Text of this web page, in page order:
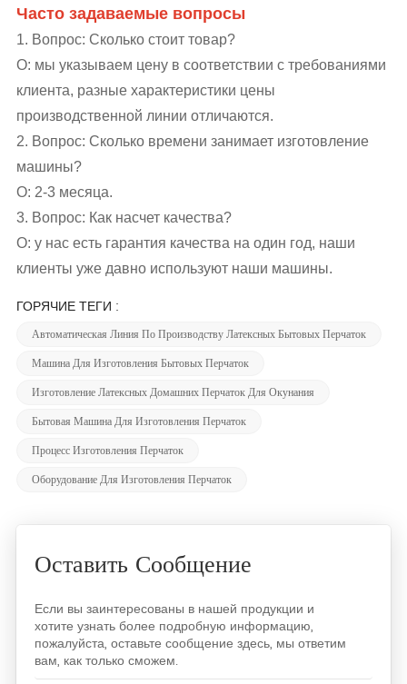
Часто задаваемые вопросы
1. Вопрос: Сколько стоит товар?
О: мы указываем цену в соответствии с требованиями
клиента, разные характеристики цены
производственной линии отличаются.
2. Вопрос: Сколько времени занимает изготовление
машины?
О: 2-3 месяца.
3. Вопрос: Как насчет качества?
О: у нас есть гарантия качества на один год, наши
клиенты уже давно используют наши машины.
ГОРЯЧИЕ ТЕГИ :
Автоматическая Линия По Производству Латексных Бытовых Перчаток
Машина Для Изготовления Бытовых Перчаток
Изготовление Латексных Домашних Перчаток Для Окунания
Бытовая Машина Для Изготовления Перчаток
Процесс Изготовления Перчаток
Оборудование Для Изготовления Перчаток
Оставить Сообщение
Если вы заинтересованы в нашей продукции и
хотите узнать более подробную информацию,
пожалуйста, оставьте сообщение здесь, мы ответим
вам, как только сможем.